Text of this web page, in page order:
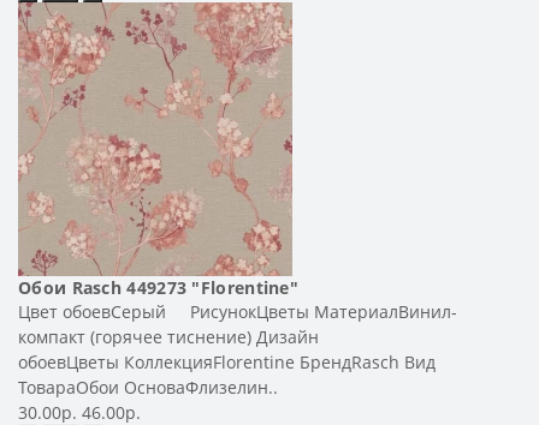
Обои Rasch 449273 "Florentine"
Цвет обоевСерый РисунокЦветы МатериалВинил-
компакт (горячее тиснение) Дизайн
обоевЦветы КоллекцияFlorentine БрендRasch Вид
ТовараОбои ОсноваФлизелин..
30.00р. 46.00р.